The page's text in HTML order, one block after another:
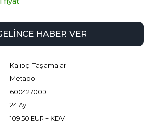
HABER VER
Kalıpçı Taşlamalar
Metabo
600427000
24 Ay
109,50 EUR + KDV